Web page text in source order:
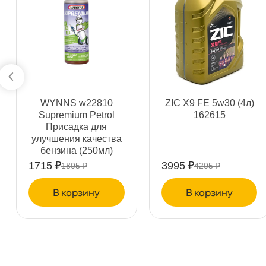
WYNNS w22810
Supremium Petrol
Присадка для
улучшения качества
ензина (250мл)
1715 ₽1805 ₽
корзину
ZIC X9 FE 5w30 (4л)
162615
3995 ₽4205 ₽
корзину
Самовывоз
ул. Салова, д. 30
10.00 - 19.00
Богатырский пр. 12
Пн–Вс10:00 – 21:00
Сегодня, бесплатно
н. Обводного канала 115
0 шт
Пн–Вс 10:00 – 21:00
Сегодня, бесплатно